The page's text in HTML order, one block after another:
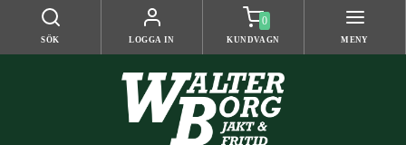
SÖK LOGGA IN
0
KUNDVAGN MENY